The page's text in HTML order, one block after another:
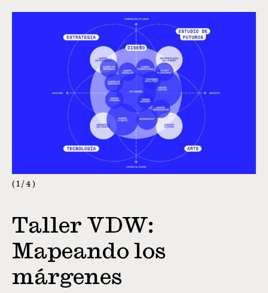
1 / 4
Taller VDW:
Mapeando los
márgenes